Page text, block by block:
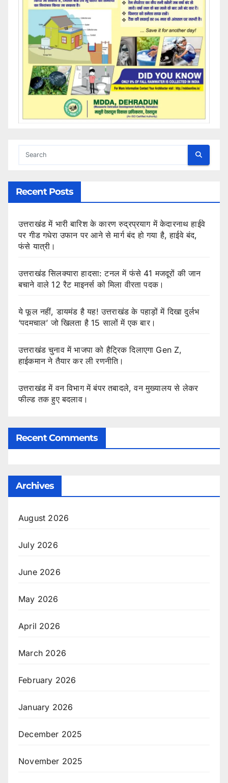
Recent Posts
उत्तराखंड में भारी बारिश के कारण रुद्रप्रयाग में केदारनाथ हाईवे
पर गीड गधेरा उफान पर आने से मार्ग बंद हो गया है, हाईवे बंद,
फंसे यात्री।
उत्तराखंड सिलक्यारा हादसा: टनल में फंसे 41 मजदूरों की जान
बचाने वाले 12 रैट माइनर्स को मिला वीरता पदक।
ये फूल नहीं, डायमंड है यह! उत्तराखंड के पहाड़ों में दिखा दुर्लभ
‘पदमचाल’ जो खिलता है 15 सालों में एक बार।
उत्तराखंड चुनाव में भाजपा को हैट्रिक दिलाएगा Gen Z,
हाईकमान ने तैयार कर ली रणनीति।
उत्तराखंड में वन विभाग में बंपर तबादले, वन मुख्यालय से लेकर
फील्ड तक हुए बदलाव।
Recent Comments
Archives
August 2026
July 2026
June 2026
May 2026
April 2026
March 2026
February 2026
January 2026
December 2025
November 2025